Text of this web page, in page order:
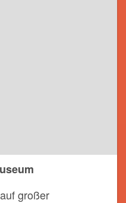
großer